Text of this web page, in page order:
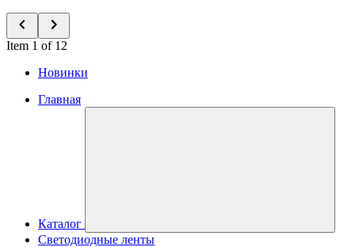
Item 1 of 12
Новинки
Главная
Каталог
Светодиодные ленты